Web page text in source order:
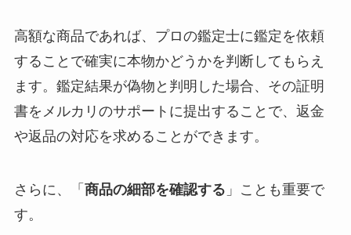
高額な商品であれば、プロの鑑定士に鑑定を依頼
することで確実に本物かどうかを判断してもらえ
ます。鑑定結果が偽物と判明した場合、その証明
書をメルカリのサポートに提出することで、返金
や返品の対応を求めることができます。
さらに、「 商品の細部を確認する 」ことも重要で
す。